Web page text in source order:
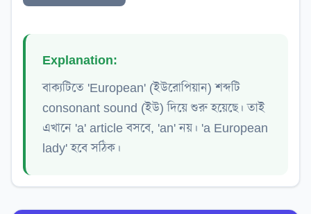
Explanation:
বাক্যটিতে 'European' (ইউরোপিয়ান) শব্দটি
consonant sound (ইউ) দিয়ে শুরু হয়েছে। তাই
এখানে 'a' article বসবে, 'an' নয়। 'a European
lady' হবে সঠিক।